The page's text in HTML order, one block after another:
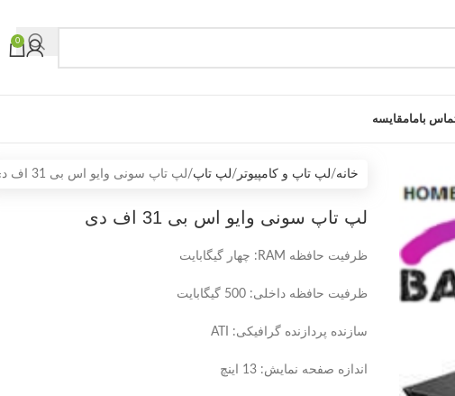
0
بامامقایسه
خانه لپ تاپ و کامپیوتر لپ تاپ لپ تاپ سونی وایو اس بی 31 اف دی
لپ تاپ سونی وایو اس بی 31 اف دی
ظرفیت حافظه RAM: چهار گیگابایت
ظرفیت حافظه داخلی: 500 گیگابایت
سازنده پردازنده گرافیکی: ATI
اندازه صفحه نمایش: 13 اینچ